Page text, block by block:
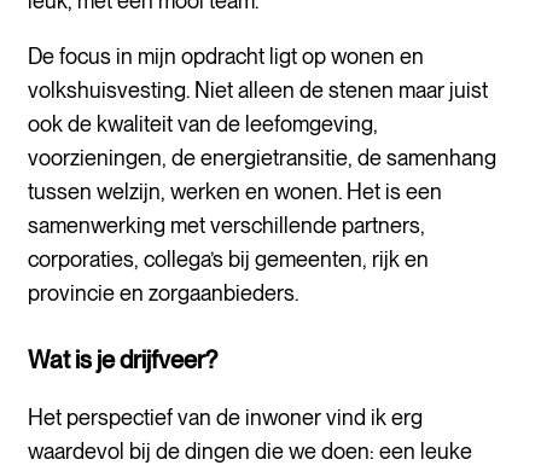
De focus in mijn opdracht ligt op wonen en
volkshuisvesting. Niet alleen de stenen maar juist
ook de kwaliteit van de leefomgeving,
voorzieningen, de energietransitie, de samenhang
tussen welzijn, werken en wonen. Het is een
samenwerking met verschillende partners,
corporaties, collega’s bij gemeenten, rijk en
provincie en zorgaanbieders.
Wat is je drijfveer?
Het perspectief van de inwoner vind ik erg
waardevol bij de dingen die we doen: een leuke